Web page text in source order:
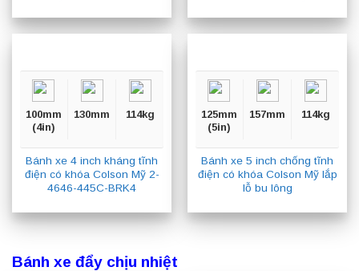
100mm
(4in)
130mm 114kg
Bánh xe 4 inch kháng tĩnh
điện có khóa Colson Mỹ 2-
4646-445C-BRK4
125mm
(5in)
157mm 114kg
Bánh xe 5 inch chống tĩnh
điện có khóa Colson Mỹ lắp
lỗ bu lông
Bánh xe đẩy chịu nhiệt